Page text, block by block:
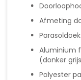
Afmeting
Aluminium
(donker
Polyester